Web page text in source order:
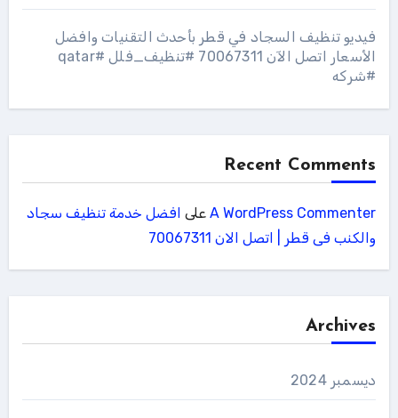
فيديو تنظيف السجاد في قطر بأحدث التقنيات وافضل
الأسعار اتصل الآن 70067311 #تنظيف_فلل #qatar
#شركه
Recent Comments
A WordPress Commenterعلى افضل خدمة تنظيف سجاد
والكنب فى قطر | اتصل الان 70067311
Archives
ديسمبر 2024